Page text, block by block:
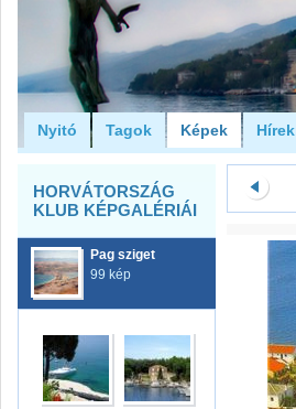
Nyitó Tagok Képek Hírek
HORVÁTORSZÁG
KLUB KÉPGALÉRIÁI
Pag sziget
99 kép